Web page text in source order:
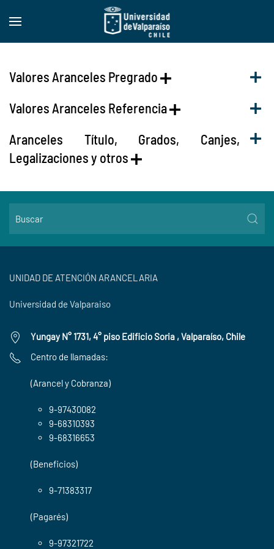
Skip to main content
Valores Aranceles Pregrado
Valores Aranceles Referencia
Aranceles Título, Grados, Canjes,
Legalizaciones y otros
UNIDAD DE ATENCIÓN ARANCELARIA
Universidad de Valparaiso
Yungay N° 1731, 4° piso Edificio Soria , Valparaíso, Chile
Centro de llamadas:
(Arancel y Cobranza)
9-97430082
9-68310393
9-68316653
(Beneficios)
9-71383317
(Pagarés)
9-97321722